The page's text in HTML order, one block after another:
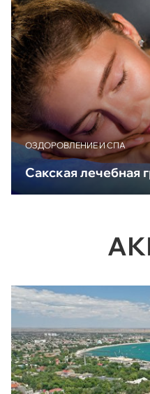
ОЗДОРОВЛЕНИЕ И СПА
Сакская лечебная